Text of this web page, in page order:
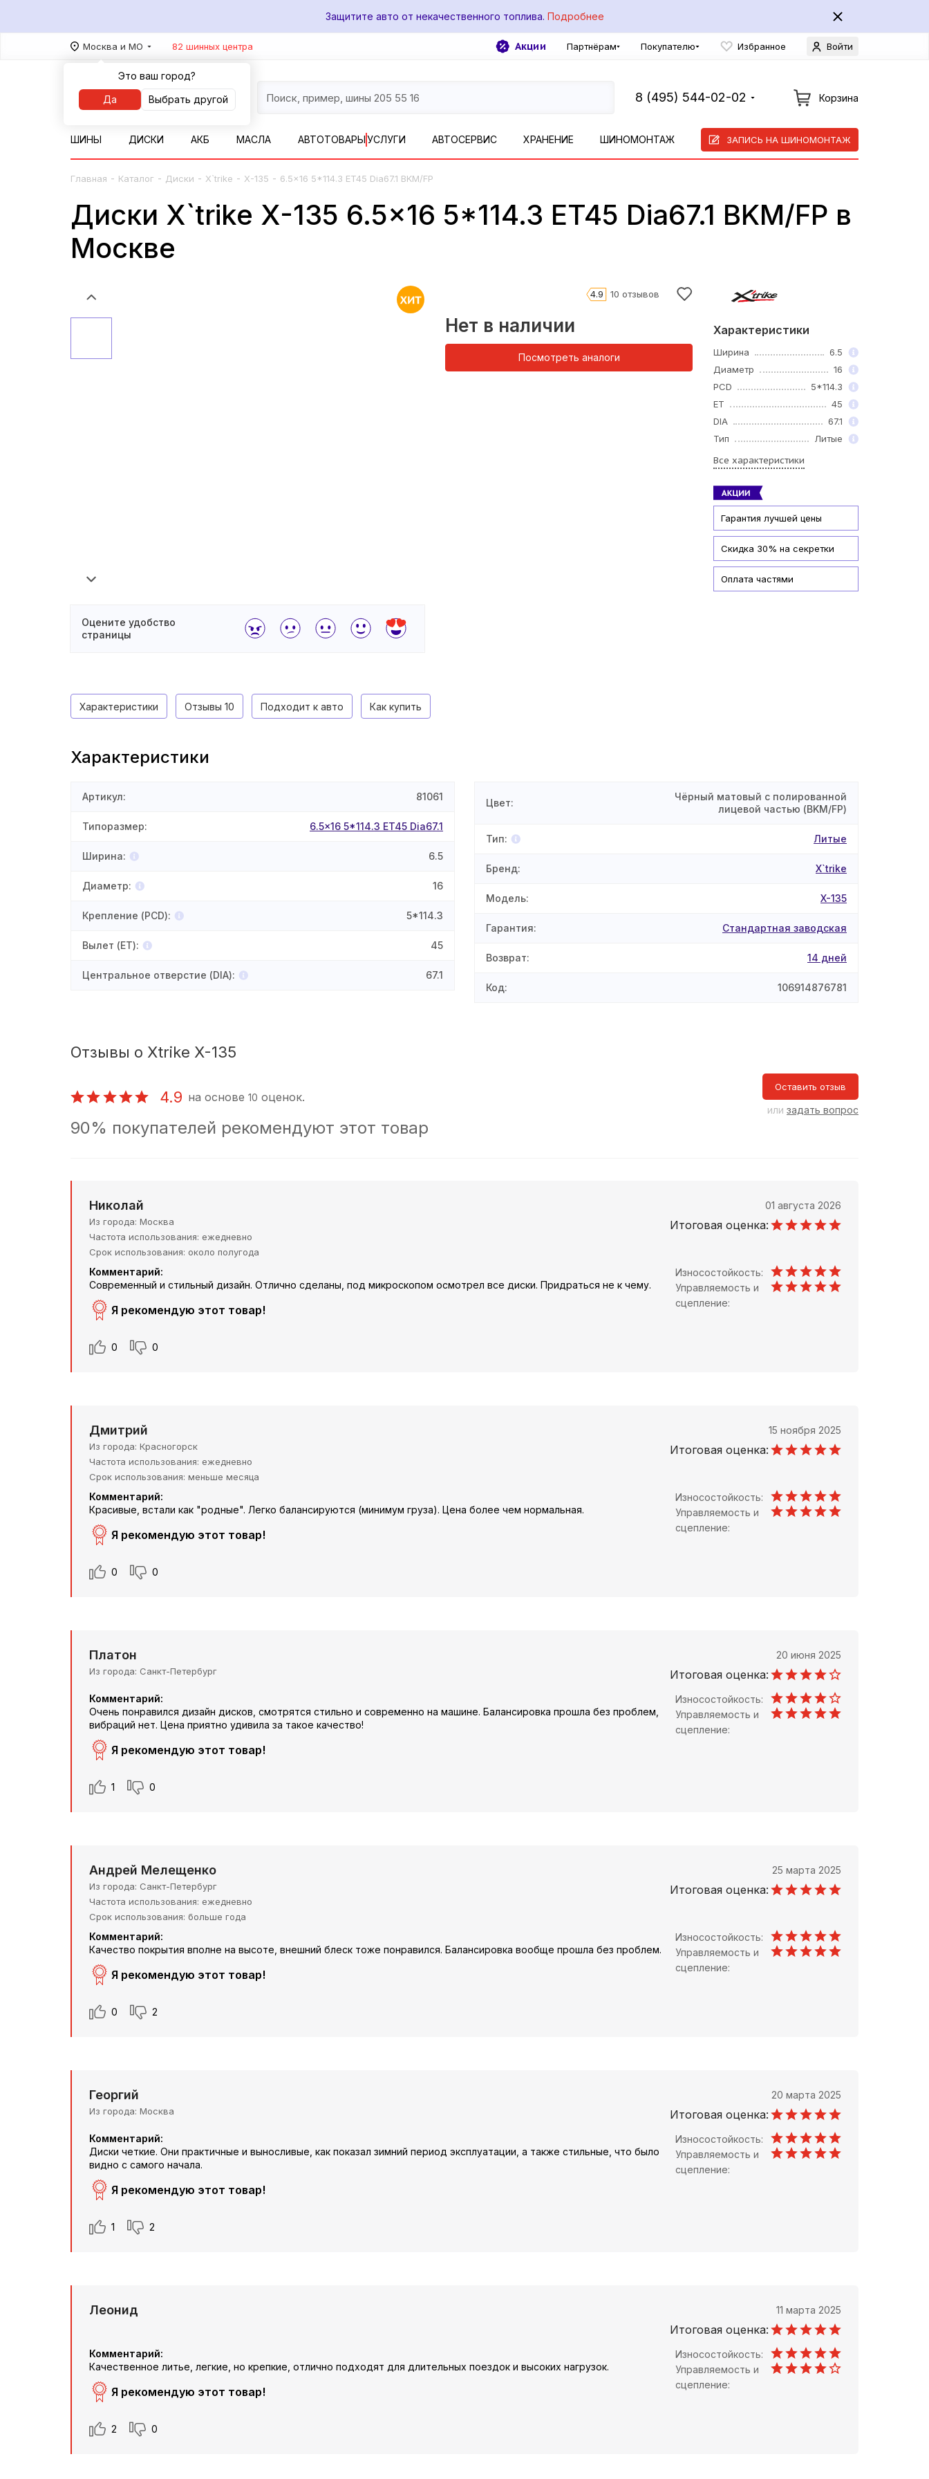
Защитите авто от некачественного топлива. Подробнее
Москва и МО
Это ваш город?
Да
Выбрать другой
82 шинных центра Акции Партнёрам Покупателю Избранное Войти
8 (495) 544-02-02 Корзина
ШИНЫ ДИСКИ АКБ МАСЛА АВТОТОВАРЫУСЛУГИ АВТОСЕРВИС ХРАНЕНИЕ ШИНОМОНТАЖ ЗАПИСЬ НА ШИНОМОНТАЖ
Главная - Каталог - Диски - X`trike - X-135 - 6.5x16 5*114.3 ET45 Dia67.1 BKM/FP
Диски X`trike X-135 6.5x16 5*114.3 ET45 Dia67.1 BKM/FP в
Москве
Оцените удобство
страницы
4.9 10 отзывов
Нет в наличии
Посмотреть аналоги
Характеристики
Ширина
6.5
Диаметр
16
PCD
5*114.3
ET
45
DIA
67.1
Тип
Литые
Все характеристики
Гарантия лучшей цены
Скидка 30% на секретки
Оплата частями
Характеристики Отзывы 10 Подходит к авто Как купить
Характеристики
Артикул: 81061
Типоразмер: 6.5x16 5*114.3 ET45 Dia67.1
Ширина: 6.5
Диаметр: 16
Крепление (PCD): 5*114.3
Вылет (ET): 45
Центральное отверстие (DIA): 67.1
Цвет:
Чёрный матовый с полированной
лицевой частью (BKM/FP)
Тип: Литые
Бренд: X`trike
Модель: X-135
Гарантия: Стандартная заводская
Возврат: 14 дней
Код: 106914876781
Отзывы о Xtrike X-135
4.9 на основе10 оценок.
Оставить отзыв
или задать вопрос
90% покупателей рекомендуют этот товар
Николай
Из города Москва
Частота использования ежедневно
Срок использования около полугода
01 августа 2026
Итоговая оценка:
Комментарий:
Современный и стильный дизайн. Отлично сделаны, под микроскопом осмотрел все диски. Придраться не к чему.
Я рекомендую этот товар!
Износостойкость:
Управляемость и
сцепление:
0 0
Дмитрий
Из города Красногорск
Частота использования ежедневно
Срок использования меньше месяца
15 ноября 2025
Итоговая оценка:
Комментарий:
Красивые, встали как "родные". Легко балансируются (минимум груза). Цена более чем нормальная.
Я рекомендую этот товар!
Износостойкость:
Управляемость и
сцепление:
0 0
Платон
Из города Санкт-Петербург
20 июня 2025
Итоговая оценка:
Комментарий:
Очень понравился дизайн дисков, смотрятся стильно и современно на машине. Балансировка прошла без проблем,
вибраций нет. Цена приятно удивила за такое качество!
Я рекомендую этот товар!
Износостойкость:
Управляемость и
сцепление:
1 0
Андрей Мелещенко
Из города Санкт-Петербург
Частота использования ежедневно
Срок использования больше года
25 марта 2025
Итоговая оценка:
Комментарий:
Качество покрытия вполне на высоте, внешний блеск тоже понравился. Балансировка вообще прошла без проблем.
Я рекомендую этот товар!
Износостойкость:
Управляемость и
сцепление:
0 2
Георгий
Из города Москва
20 марта 2025
Итоговая оценка:
Комментарий:
Диски четкие. Они практичные и выносливые, как показал зимний период эксплуатации, а также стильные, что было
видно с самого начала.
Я рекомендую этот товар!
Износостойкость:
Управляемость и
сцепление:
1 2
Леонид 11 марта 2025
Итоговая оценка:
Комментарий:
Качественное литье, легкие, но крепкие, отлично подходят для длительных поездок и высоких нагрузок.
Я рекомендую этот товар!
Износостойкость:
Управляемость и
сцепление:
2 0